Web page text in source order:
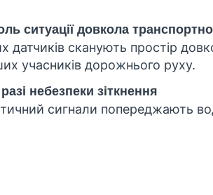
ситуації довкола
датчиків сканують простір
учасників дорожнього руху.
небезпеки зіткнення
сигнали попереджають